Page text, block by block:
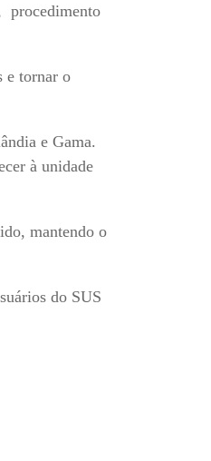
procedimento
e tornar o
e Gama.
à unidade
mantendo o
do SUS